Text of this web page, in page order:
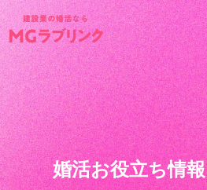
婚活お役立ち情報